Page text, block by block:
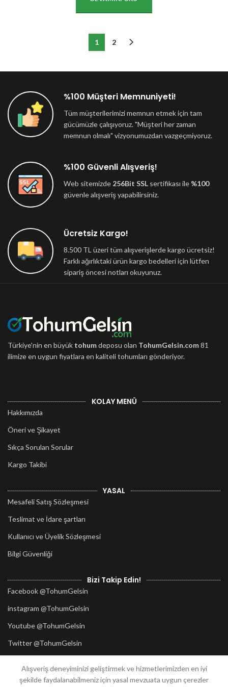
1 2
%100 Müşteri Memnuniyeti!
Tüm müşterilerimizi memnun etmek için tam
gücümüzle çalışıyoruz. "Müşteri her zaman
memnun olmalı" vizyonumuzdan vazgeçmiyoruz.
%100 Güvenli Alışveriş!
Web sitemizde 256Bit SSL sertifikası ile %100
güvenle alışveriş yapabilirsiniz.
Ücretsiz Kargo!
8.500 TL üzeri tüm alışverişlerde kargo ücretsiz!
Farklı ağırlıktaki ürün kargo bedelleri için lütfen
sipariş öncesi notları okuyunuz.
Türkiye'nin en büyük tohumdeposu olan TohumGelsin.com81
ilimize en uygun fiyatlara en kaliteli tohumları gönderiyor.
KOLAY MENÜ
Hakkımızda
Öneri ve Şikayet
Sıkça Sorulan Sorular
Kargo Takibi
YASAL
Mesafeli Satış Sözleşmesi
Teslimat ve İdare şartları
Kullanıcı ve Üyelik Sözleşmesi
Bilgi Güvenliği
Bizi Takip Edin!
Facebook @TohumGelsin
instagram @TohumGelsin
Youtube @TohumGelsin
Twitter @TohumGelsin
2020TohumGelsin.comher hakkı saklıdır.
Tasarım:Güzellik Atölyesi Mersin
Alışveriş deneyiminizi geliştirmek ve hizmetlerimizden en iyi
şekilde faydalanabilmeniz için yasal mevzuata uygun çerezler